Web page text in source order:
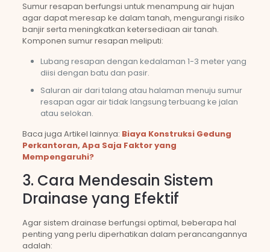
Sumur resapan berfungsi untuk menampung air hujan
agar dapat meresap ke dalam tanah, mengurangi risiko
banjir serta meningkatkan ketersediaan air tanah.
Komponen sumur resapan meliputi:
Lubang resapan dengan kedalaman 1-3 meter yang
diisi dengan batu dan pasir.
Saluran air dari talang atau halaman menuju sumur
resapan agar air tidak langsung terbuang ke jalan
atau selokan.
Baca juga Artikel lainnya: Biaya Konstruksi Gedung
Perkantoran, Apa Saja Faktor yang
Mempengaruhi?
3. Cara Mendesain Sistem
Drainase yang Efektif
Agar sistem drainase berfungsi optimal, beberapa hal
penting yang perlu diperhatikan dalam perancangannya
adalah: